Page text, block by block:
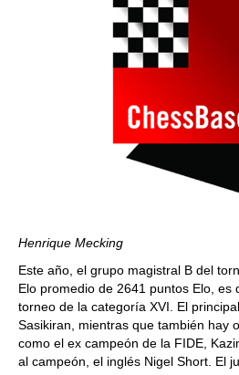
Henrique Mecking
Este año, el grupo magistral B del
Elo promedio de 2641 puntos Elo, es
torneo de la categoría XVI. El
Sasikiran, mientras que también hay
como el ex campeón de la FIDE,
al campeón, el inglés Nigel Short. El